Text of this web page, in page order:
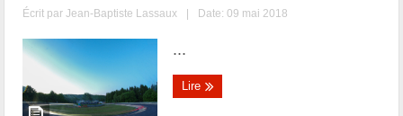
Écrit parJean-Baptiste Lassaux | Date: 09 mai 2018
...
Lire